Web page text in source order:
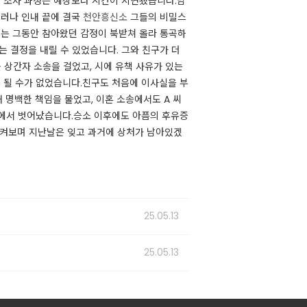
나 인내 끝에 결국 천안흥신소 그들의 비밀스
그동안 참아왔던 감정이 북받쳐 올라 통곡하
결정을 내릴 수 있었습니다. 그와 친구가 더
간자 소송을 걸었고, 시에 유책 사유가 있는
수가 없었습니다.친구도 처음에 이사실을 부
백한 책임을 물었고, 이혼 소송에서도 A 씨
벗어났습니다.승소 이후에도 아픔의 후유증
보며 지난날은 잊고 과거에 상처가 남아있겠
25.05.13
25.05.13